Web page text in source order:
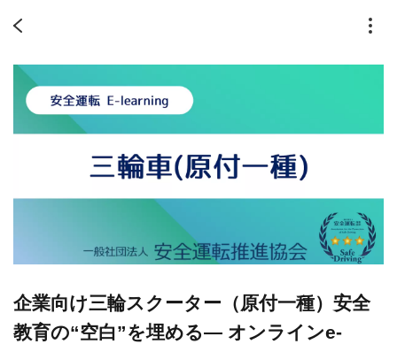
企業向け三輪スクーター（原付一種）安全
教育の“空白”を埋める― オンラインe-